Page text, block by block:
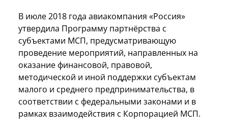
В июле 2018 года авиакомпания «Россия»
утвердила Программу партнёрства c
субъектами МСП, предусматривающую
проведение мероприятий, направленных на
оказание финансовой, правовой,
методической и иной поддержки субъектам
малого и среднего предпринимательства, в
соответствии с федеральными законами и в
рамках взаимодействия с Корпорацией МСП.